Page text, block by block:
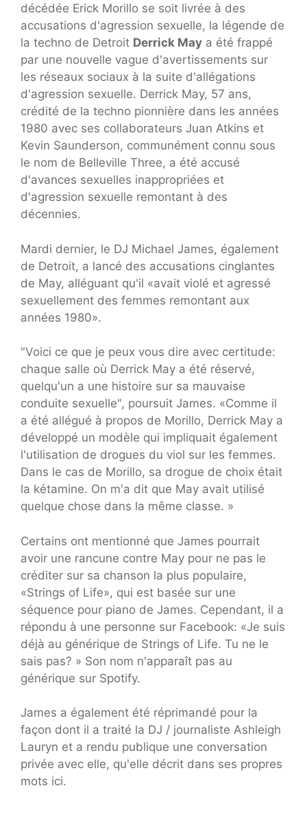
décédée Erick Morillo se soit livrée à des
accusations d'agression sexuelle, la légende de
la techno de Detroit Derrick May a été frappé
par une nouvelle vague d'avertissements sur
les réseaux sociaux à la suite d'allégations
d'agression sexuelle. Derrick May, 57 ans,
crédité de la techno pionnière dans les années
1980 avec ses collaborateurs Juan Atkins et
Kevin Saunderson, communément connu sous
le nom de Belleville Three, a été accusé
d'avances sexuelles inappropriées et
d'agression sexuelle remontant à des
décennies.
Mardi dernier, le DJ Michael James, également
de Detroit, a lancé des accusations cinglantes
de May, alléguant qu'il «avait violé et agressé
sexuellement des femmes remontant aux
années 1980».
"Voici ce que je peux vous dire avec certitude:
chaque salle où Derrick May a été réservé,
quelqu'un a une histoire sur sa mauvaise
conduite sexuelle", poursuit James. «Comme il
a été allégué à propos de Morillo, Derrick May a
développé un modèle qui impliquait également
l'utilisation de drogues du viol sur les femmes.
Dans le cas de Morillo, sa drogue de choix était
la kétamine. On m'a dit que May avait utilisé
quelque chose dans la même classe. »
Certains ont mentionné que James pourrait
avoir une rancune contre May pour ne pas le
créditer sur sa chanson la plus populaire,
«Strings of Life», qui est basée sur une
séquence pour piano de James. Cependant, il a
répondu à une personne sur Facebook: «Je suis
déjà au générique de Strings of Life. Tu ne le
sais pas? » Son nom n'apparaît pas au
générique sur Spotify.
James a également été réprimandé pour la
façon dont il a traité la DJ / journaliste Ashleigh
Lauryn et a rendu publique une conversation
privée avec elle, qu'elle décrit dans ses propres
mots ici.